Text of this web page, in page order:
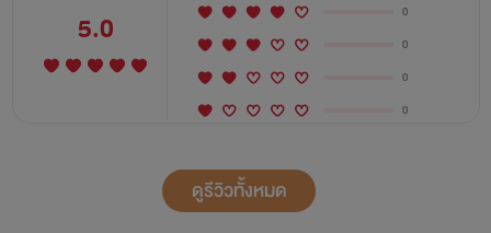
5.0
0
0
0
0
ดูรีวิวทั้งหมด